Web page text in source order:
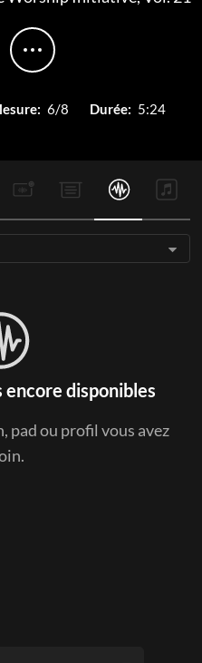
6/8 Durée: 5:24
encore disponibles
pad ou profil vous avez